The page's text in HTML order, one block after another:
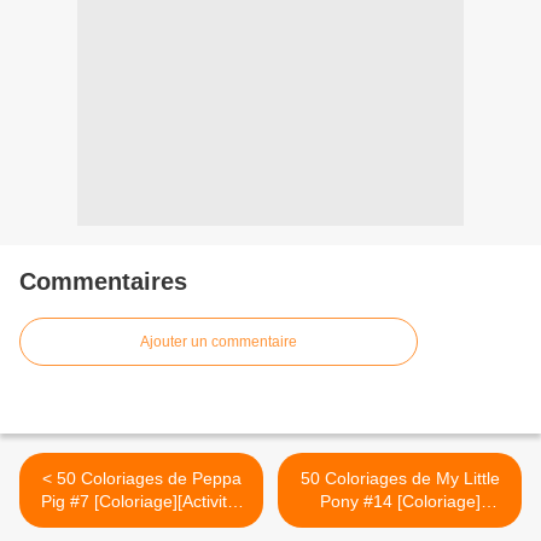
Commentaires
Ajouter un commentaire
< 50 Coloriages de Peppa
Pig #7 [Coloriage][Activité]
[PeppaPig][MS][GS][CP]
50 Coloriages de My Little
Pony #14 [Coloriage]
[Activité][MLP][Maternelle]